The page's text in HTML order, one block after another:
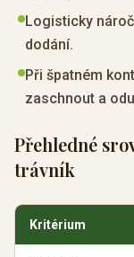
Logisticky
dodání.
Při špatném
zaschnout a
Přehledné
trávník
Kritérium